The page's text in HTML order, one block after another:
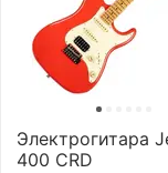
Электрогитара
400 CRD